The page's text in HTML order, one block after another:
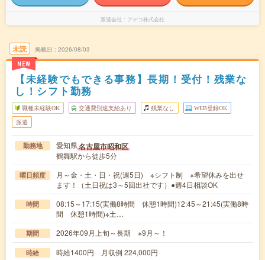
派遣会社 アデコ株式会社
未読
NEW
掲載日 2026/08/03
【未経験でもできる事務】長期！受付！残業な
し！シフト勤務
職種未経験OK 交通費別途支給あり 残業なし WEB登録OK
派遣
勤務地 愛知県名古屋市昭和区
鶴舞駅から徒歩5分
曜日頻度
月～金・土・日・祝(週5日) ※シフト制 ※希望休みを出せ
ます！（土日祝は3～5回出社です）●週4日相談OK
時間
08:15～17:15(実働8時間 休憩1時間)12:45～21:45(実働8時
間 休憩1時間)※土…
期間 2026年09月上旬～長期 ※9月～！
時給 時給1400円 月収例 224,000円